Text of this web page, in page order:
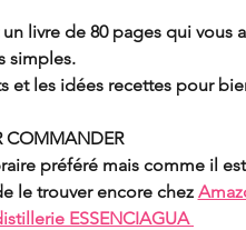
livre de 80 pages qui vous
simples.
et les idées recettes pour
COMMANDER
préféré mais comme il
le trouver encore chez
ESSENCIAGUA